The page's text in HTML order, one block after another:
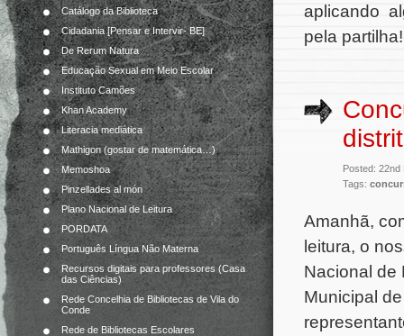
Catálogo da Biblioteca
Cidadania [Pensar e Intervir- BE]
De Rerum Natura
Educação Sexual em Meio Escolar
Instituto Camões
Khan Academy
Literacia mediática
Mathigon (gostar de matemática…)
Memoshoa
Pinzellades al món
Plano Nacional de Leitura
PORDATA
Português Língua Não Materna
Recursos digitais para professores (Casa
das Ciências)
Rede Concelhia de Bibliotecas de Vila do
Conde
Rede de Bibliotecas Escolares
aplicando
pela partilha!
Posted:
Tags:
Amanhã,
leitura, o
Nacional de
Municipal